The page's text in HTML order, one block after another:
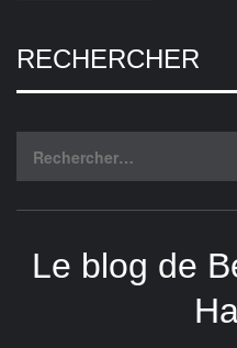
RECHERCHER
Le blog de